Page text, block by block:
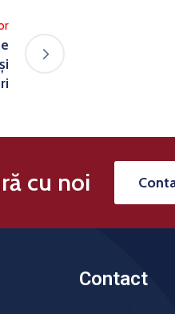
cu noi
Contact